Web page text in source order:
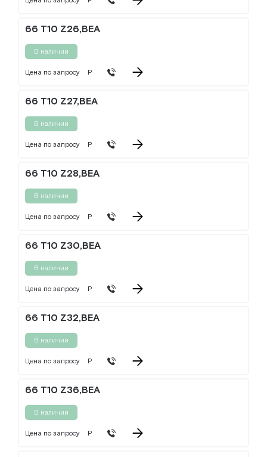
66 T10 Z26,BEA
В наличии
Цена по запросу Р
66 T10 Z27,BEA
В наличии
Цена по запросу Р
66 T10 Z28,BEA
В наличии
Цена по запросу Р
66 T10 Z30,BEA
В наличии
Цена по запросу Р
66 T10 Z32,BEA
В наличии
Цена по запросу Р
66 T10 Z36,BEA
В наличии
Цена по запросу Р